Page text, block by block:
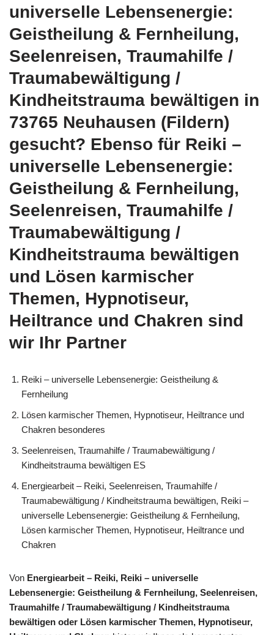
universelle Lebensenergie:
Geistheilung & Fernheilung,
Seelenreisen, Traumahilfe /
Traumabewältigung /
Kindheitstrauma bewältigen in
73765 Neuhausen (Fildern)
gesucht? Ebenso für Reiki –
universelle Lebensenergie:
Geistheilung & Fernheilung,
Seelenreisen, Traumahilfe /
Traumabewältigung /
Kindheitstrauma bewältigen
und Lösen karmischer
Themen, Hypnotiseur,
Heiltrance und Chakren sind
wir Ihr Partner
Reiki – universelle Lebensenergie: Geistheilung &
Fernheilung
Lösen karmischer Themen, Hypnotiseur, Heiltrance und
Chakren besonderes
Seelenreisen, Traumahilfe / Traumabewältigung /
Kindheitstrauma bewältigen ES
Energiearbeit – Reiki, Seelenreisen, Traumahilfe /
Traumabewältigung / Kindheitstrauma bewältigen, Reiki –
universelle Lebensenergie: Geistheilung & Fernheilung,
Lösen karmischer Themen, Hypnotiseur, Heiltrance und
Chakren
Von Energiearbeit – Reiki, Reiki – universelle
Lebensenergie: Geistheilung & Fernheilung, Seelenreisen,
Traumahilfe / Traumabewältigung / Kindheitstrauma
bewältigen oder Lösen karmischer Themen, Hypnotiseur,